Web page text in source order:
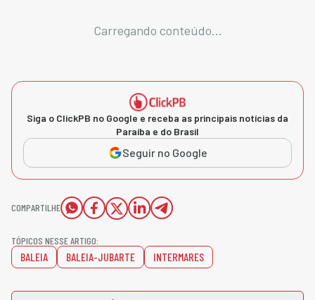
Carregando conteúdo...
Siga o ClickPB no Google e receba as principais notícias da
Paraíba e do Brasil
Seguir no Google
COMPARTILHE
TÓPICOS NESSE ARTIGO:
BALEIA BALEIA-JUBARTE INTERMARES